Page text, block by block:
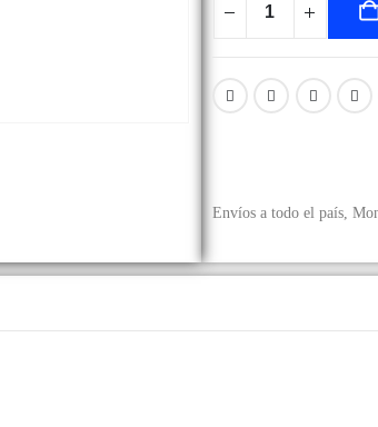
Envíos a todo el país,